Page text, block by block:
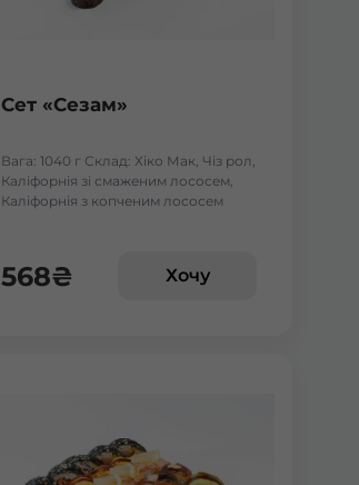
Сет «Сезам»
Вага: 1040 г Склад: Хіко Мак, Чіз рол,
Каліфорнія зі смаженим лососем,
Каліфорнія з копченим лососем
568₴ Хочу